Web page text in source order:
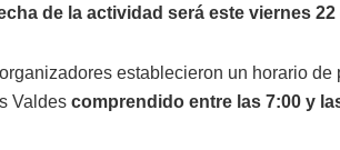
de la actividad será este viernes
establecieron un horario
Valdes comprendido entre las 7:00 y